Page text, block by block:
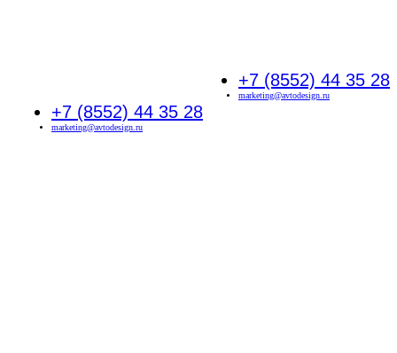
+7 (8552) 44 35 28
marketing@avtodesign.ru
+7 (8552) 44 35 28
marketing@avtodesign.ru